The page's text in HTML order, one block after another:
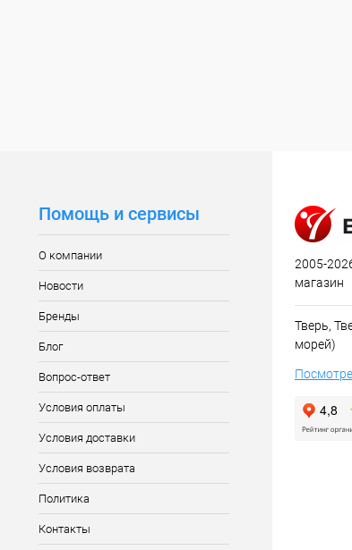
Помощь и сервисы
О компании
Новости
Бренды
Блог
Вопрос-ответ
Условия оплаты
Условия доставки
Условия возврата
Политика
Контакты
2005-
магазин
Тверь,
морей)